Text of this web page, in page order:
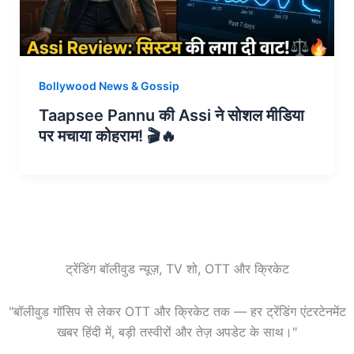
Bollywood News & Gossip
Taapsee Pannu की Assi ने सोशल मीडिया
पर मचाया कोहराम! 🎬🔥
ट्रेंडिंग बॉलीवुड न्यूज़, TV शो, OTT और क्रिकेट
"बॉलीवुड गॉसिप से लेकर OTT और क्रिकेट तक — हर ट्रेंडिंग एंटरटेनमेंट
खबर हिंदी में, बड़ी तस्वीरों और तेज़ अपडेट के साथ।"